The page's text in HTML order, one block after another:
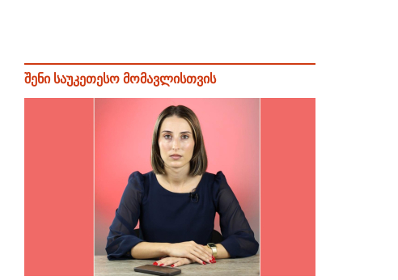
შენი საუკეთესო მომავლისთვის